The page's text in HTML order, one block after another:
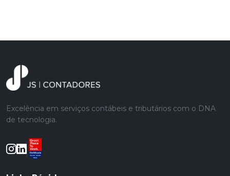
Excelência em serviços contábeis e tributários com o DNA
de tecnologia.